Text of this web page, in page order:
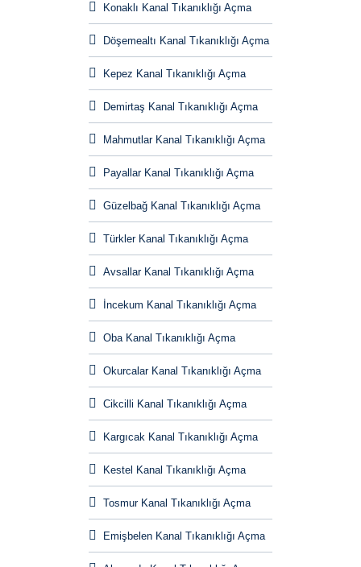
Konaklı Kanal Tıkanıklığı Açma
Döşemealtı Kanal Tıkanıklığı Açma
Kepez Kanal Tıkanıklığı Açma
Demirtaş Kanal Tıkanıklığı Açma
Mahmutlar Kanal Tıkanıklığı Açma
Payallar Kanal Tıkanıklığı Açma
Güzelbağ Kanal Tıkanıklığı Açma
Türkler Kanal Tıkanıklığı Açma
Avsallar Kanal Tıkanıklığı Açma
İncekum Kanal Tıkanıklığı Açma
Oba Kanal Tıkanıklığı Açma
Okurcalar Kanal Tıkanıklığı Açma
Cikcilli Kanal Tıkanıklığı Açma
Kargıcak Kanal Tıkanıklığı Açma
Kestel Kanal Tıkanıklığı Açma
Tosmur Kanal Tıkanıklığı Açma
Emişbelen Kanal Tıkanıklığı Açma